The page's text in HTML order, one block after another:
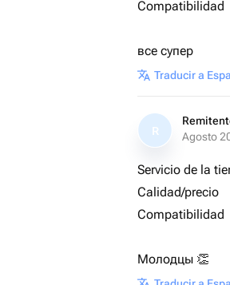
Compatibilidad
все супер
Traducir a
R
Agosto
Servicio de la
Calidad/precio
Compatibilidad
Молодцы 👏